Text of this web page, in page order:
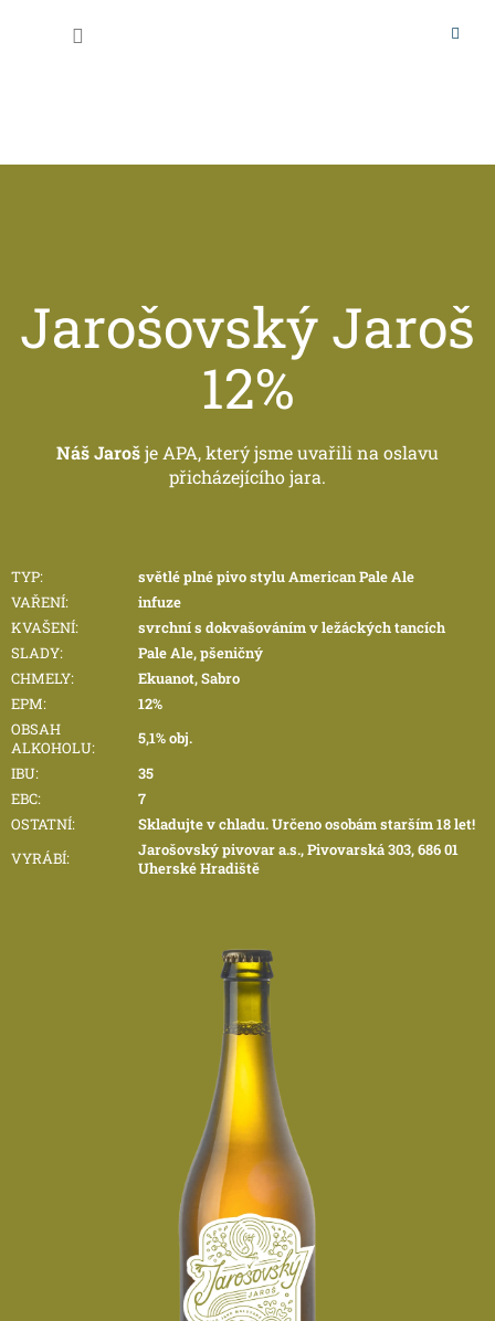
Nákupní
Jarošovský Jaroš
12%
Náš Jarošje APA, který jsme uvařili na oslavu
přicházejícího jara.
TYP:
světlé plné pivo stylu American Pale Ale
VAŘENÍ:
infuze
KVAŠENÍ:
svrchní s dokvašováním v ležáckých tancích
SLADY:
Pale Ale, pšeničný
CHMELY:
Ekuanot, Sabro
EPM:
12%
OBSAH
ALKOHOLU:
5,1% obj.
IBU:
35
EBC:
7
OSTATNÍ:
Skladujte v chladu. Určeno osobám starším 18 let!
VYRÁBÍ:
Jarošovský pivovar a.s., Pivovarská 303, 686 01
Uherské Hradiště